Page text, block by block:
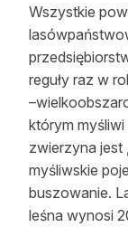
Wszystkie
reguły raz w
którym
zwierzyna jest
myśliwskie
buszowanie.
leśna wynosi